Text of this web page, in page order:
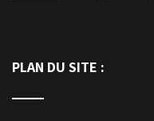
PLAN DU SITE :